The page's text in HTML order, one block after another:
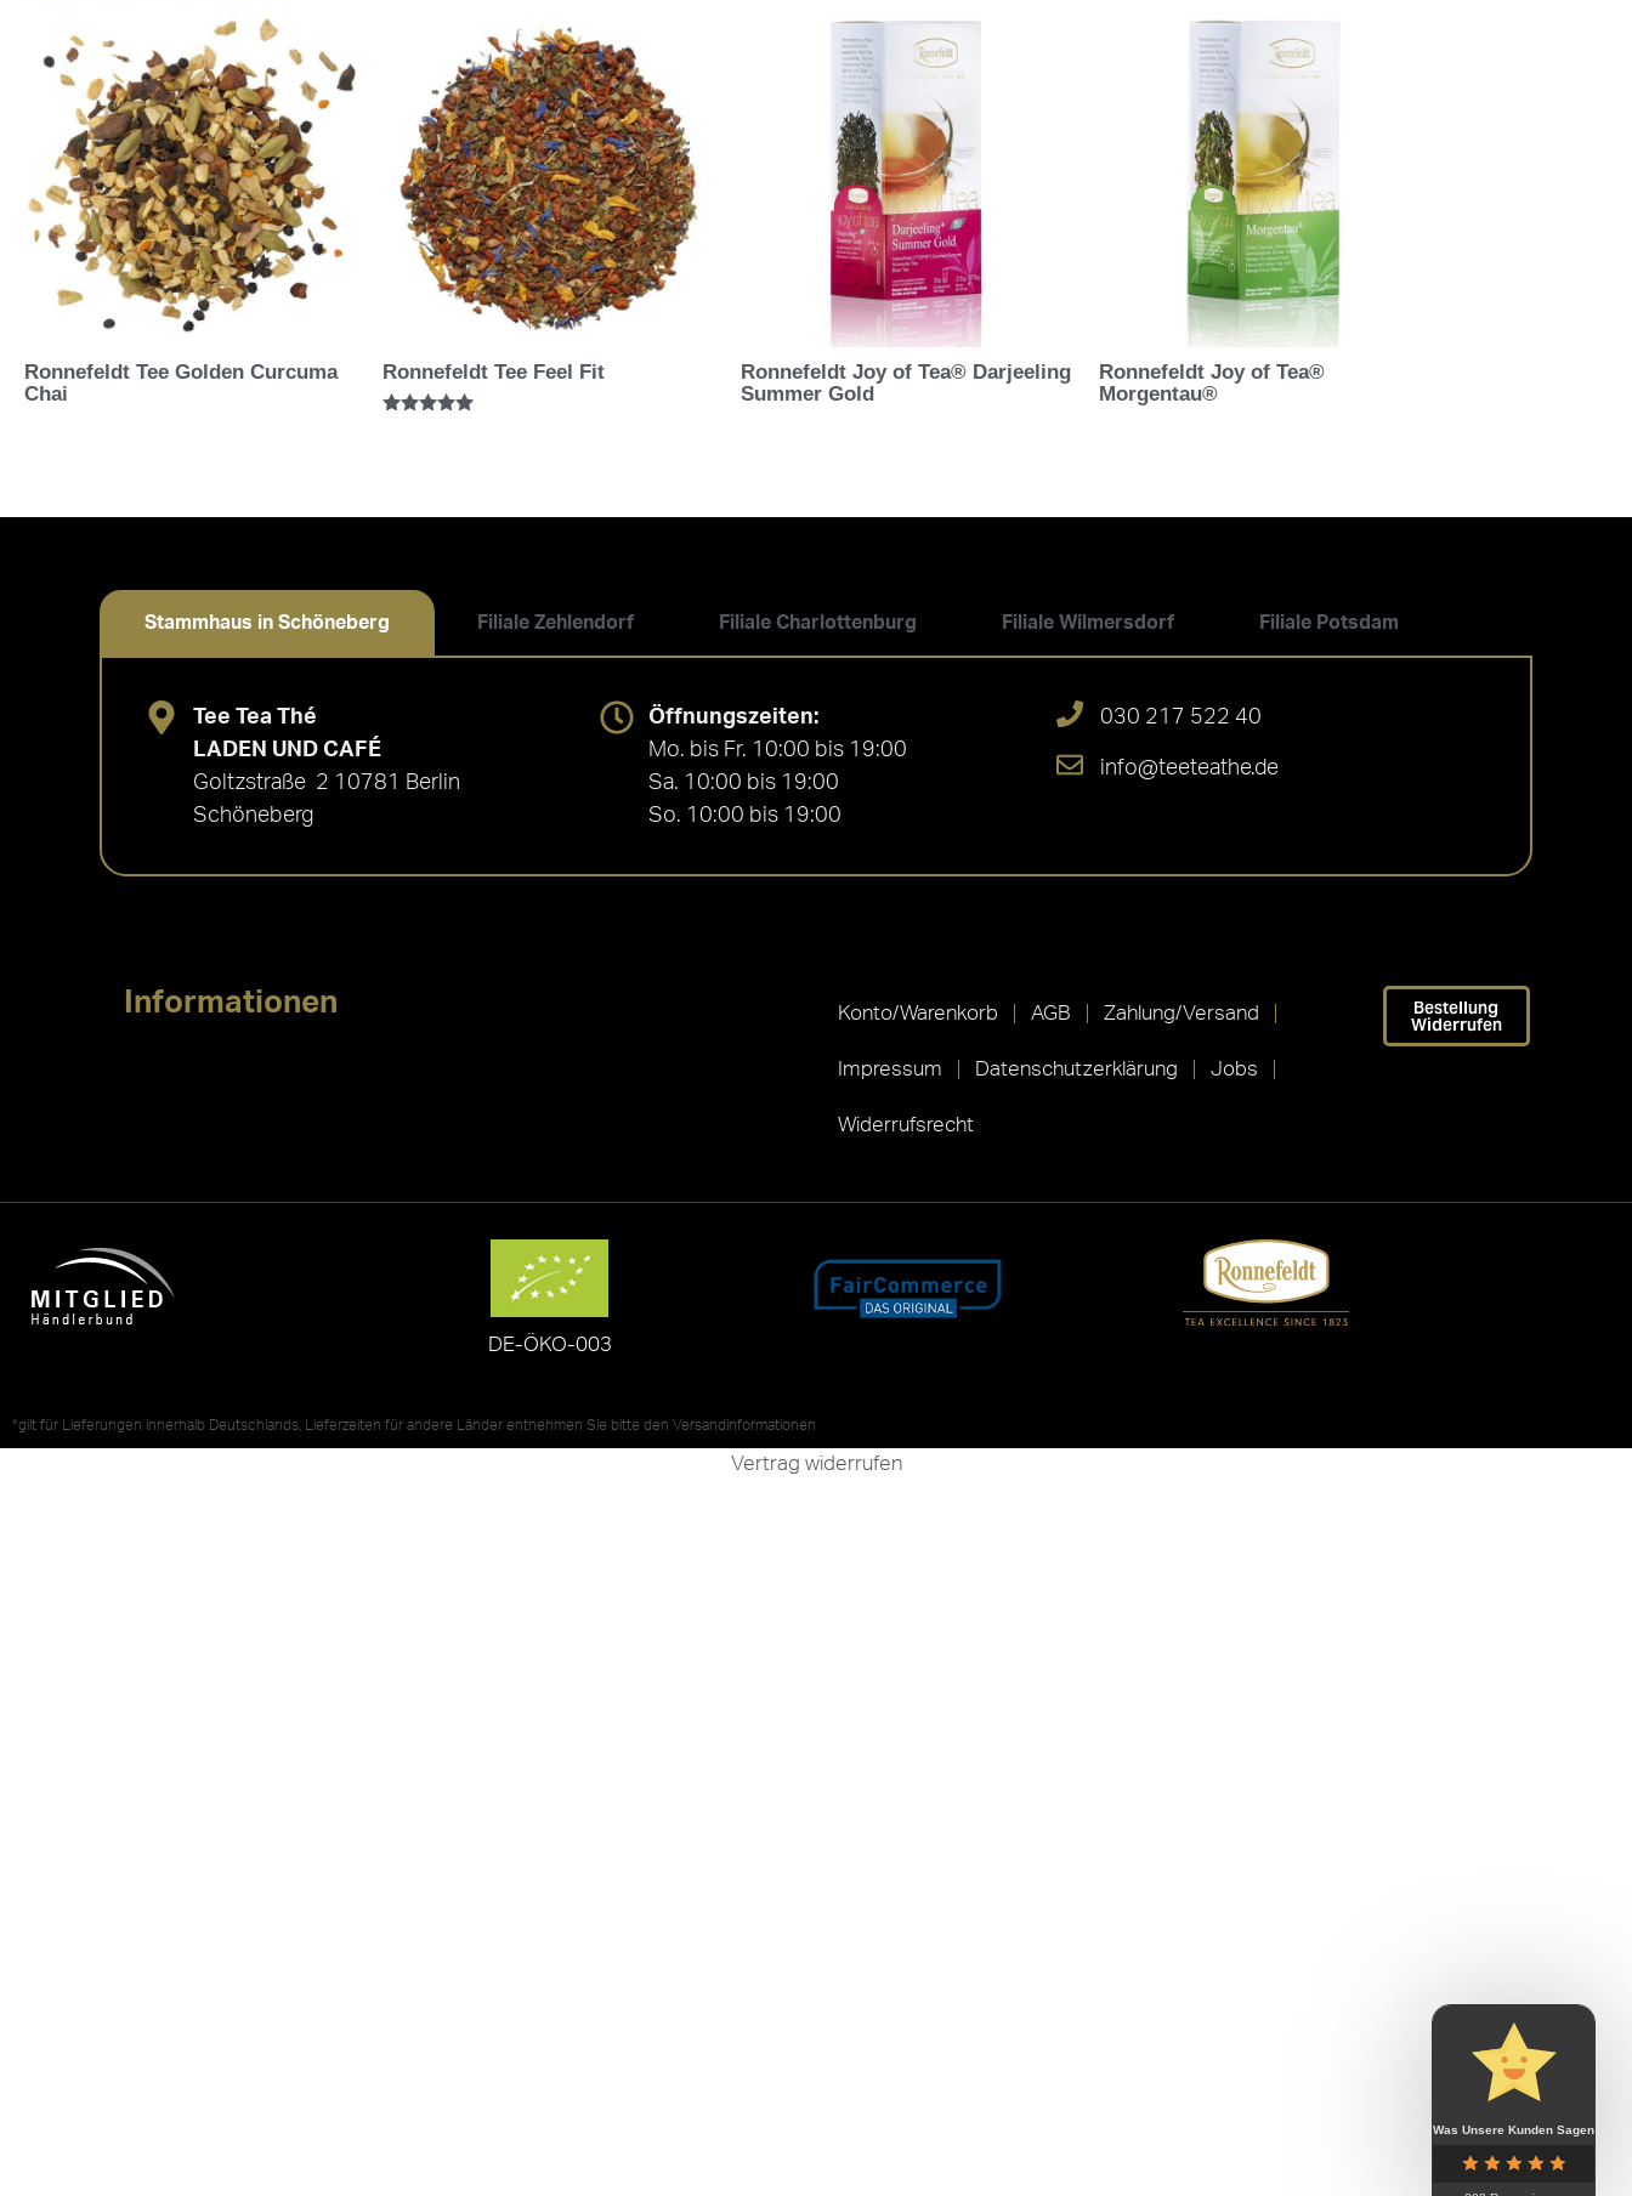
Ronnefeldt Tee Golden Curcuma
Chai
Ronnefeldt Tee Feel Fit
Ronnefeldt Joy of Tea® Darjeeling
Summer Gold
Ronnefeldt Joy of Tea®
Morgentau®
Stammhaus in Schöneberg Filiale Zehlendorf Filiale Charlottenburg Filiale Wilmersdorf Filiale Potsdam
Tee Tea Thé
LADEN UND CAFÉ
Goltzstraße 2 10781 Berlin
Schöneberg
Öffnungszeiten:
Mo. bis Fr. 10:00 bis 19:00
Sa. 10:00 bis 19:00
So. 10:00 bis 19:00
030 217 522 40
info@teeteathe.de
Informationen Konto/Warenkorb AGB Zahlung/Versand
Impressum Datenschutzerklärung Jobs
Widerrufsrecht
Bestellung
Widerrufen
DE-ÖKO-003
*gilt für Lieferungen innerhalb Deutschlands, Lieferzeiten für andere Länder entnehmen Sie bitte den Versandinformationen
Vertrag widerrufen
Was Unsere Kunden Sagen